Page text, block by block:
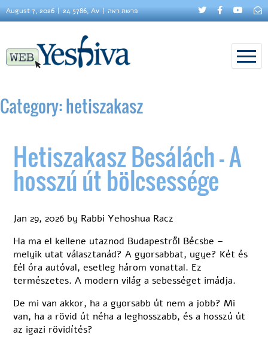
August 7, 2026 24 5786, Av פרשת ראה
Category:hetiszakasz
Hetiszakasz Besálách – A
hosszú út bölcsessége
Jan 29, 2026 by Rabbi Yehoshua Racz
Ha ma el kellene utaznod Budapestről Bécsbe –
melyik utat választanád? A gyorsabbat, ugye? Két és
fél óra autóval, esetleg három vonattal. Ez
természetes. A modern világ a sebességet imádja.
De mi van akkor, ha a gyorsabb út nem a jobb? Mi
van, ha a rövid út néha a leghosszabb, és a hosszú út
az igazi rövidítés?